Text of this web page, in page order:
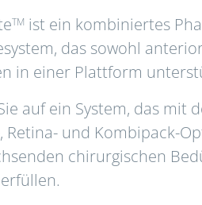
TM ist ein kombiniertes
das sowohl
in einer Plattform
auf ein System, das mit
Retina- und Kombipack-
chirurgischen